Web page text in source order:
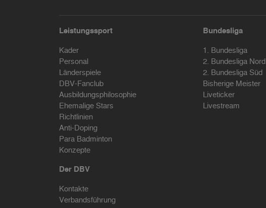
Leistungssport
Kader
Personal
Länderspiele
DBV-Fanclub
Ausbildungsphilosophie
Ehemalige Stars
Richtlinien
Anti-Doping
Para Badminton
Konzepte
Bundesliga
1. Bundesliga
2. Bundesliga Nord
2. Bundesliga Süd
Bisherige Meister
Liveticker
Livestream
Der DBV
Kontakte
Verbandsführung